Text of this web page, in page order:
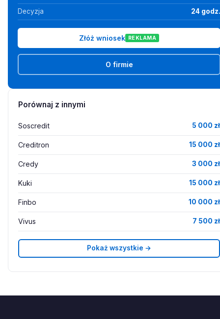
Decyzja 24 godz.
Złóż wniosek REKLAMA
O firmie
Porównaj z innymi
Soscredit 5 000 zł
Creditron 15 000 zł
Credy 3 000 zł
Kuki 15 000 zł
Finbo 10 000 zł
Vivus 7 500 zł
Pokaż wszystkie →